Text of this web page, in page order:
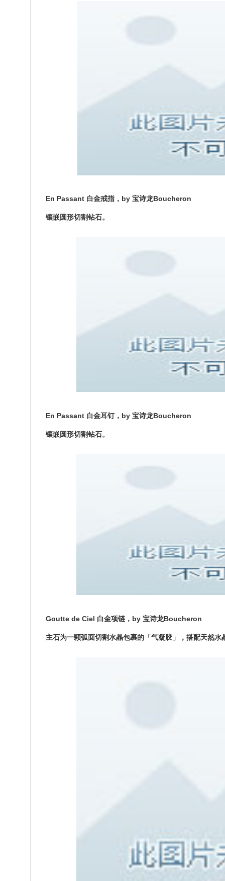
En Passant 白金戒指，by 宝诗龙Boucheron
镶嵌圆形切割钻石。
En Passant 白金耳钉，by 宝诗龙Boucheron
镶嵌圆形切割钻石。
Goutte de Ciel 白金项链，by 宝诗龙Boucheron
主石为一颗弧面切割水晶包裹的「气凝胶」，搭配天然